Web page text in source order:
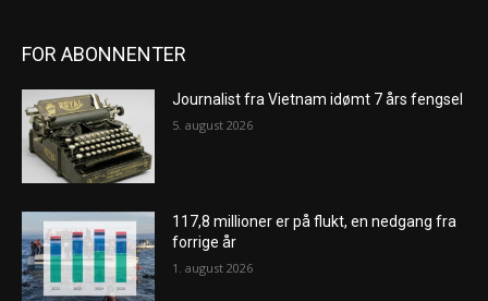
FOR ABONNENTER
Journalist fra Vietnam idømt 7 års fengsel
5. august 2026
117,8 millioner er på flukt, en nedgang fra
forrige år
1. august 2026